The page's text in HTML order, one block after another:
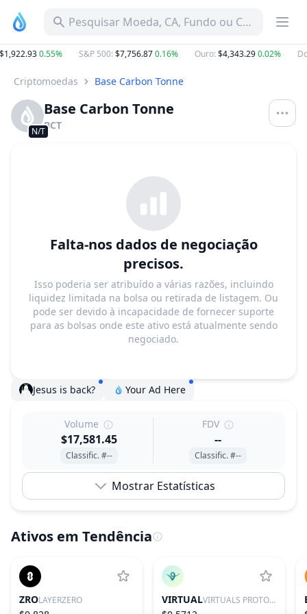
Pesquisar Moeda, CA, Fundo ou Categoria
0.55% S&P 500: $7,756.87 0.16% Ouro: $4,343.29 0.02%
Criptomoedas Base Carbon Tonne
N/T
Base Carbon Tonne
BCT
Falta-nos dados de negociação
precisos.
Isso poderia ser atribuído a várias razões, incluindo
liquidez limitada na bolsa ou retirada de listagem. Ou
pode ser devido à incapacidade de fornecer suporte
para as bolsas onde este ativo está atualmente sendo
negociado.
Jesus is back? Your Ad Here
Volume
$17,581.45
Classific. #--
FDV
--
Classific. #--
Mostrar Estatísticas
Ativos em Tendência
ZROLAYERZERO VIRTUAL VIRTUALS PROTOCOL